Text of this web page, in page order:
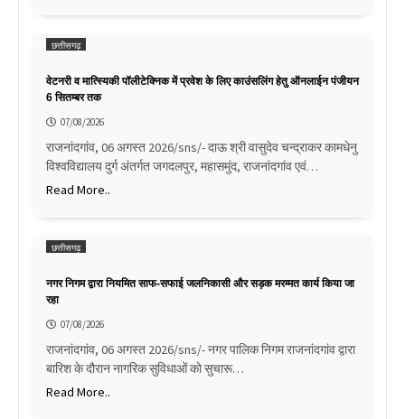
छत्तीसगढ़
वेटनरी व मात्स्यिकी पॉलीटेक्निक में प्रवेश के लिए काउंसलिंग हेतु ऑनलाईन पंजीयन
6 सितम्बर तक
07/08/2026
राजनांदगांव, 06 अगस्त 2026/sns/- दाऊ श्री वासुदेव चन्द्राकर कामधेनु
विश्वविद्यालय दुर्ग अंतर्गत जगदलपुर, महासमुंद, राजनांदगांव एवं…
Read More..
छत्तीसगढ़
नगर निगम द्वारा नियमित साफ-सफाई जलनिकासी और सड़क मरम्मत कार्य किया जा
रहा
07/08/2026
राजनांदगांव, 06 अगस्त 2026/sns/- नगर पालिक निगम राजनांदगांव द्वारा
बारिश के दौरान नागरिक सुविधाओं को सुचारू…
Read More..